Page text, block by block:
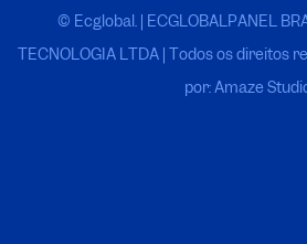
© Ecglobal. | ECGLOBALPANEL
TECNOLOGIA LTDA | Todos os direitos
por: Amaze